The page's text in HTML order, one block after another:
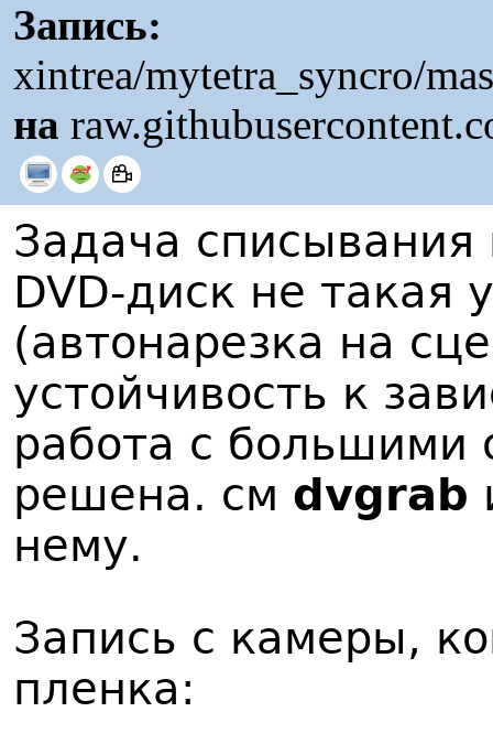
Запись:
xintrea/mytetra_syncro/
на
Задача
DVD-диск не такая
(автонарезка на
устойчивость к
работа с большими
решена. см dvgrab
нему.
Запись с камеры,
пленка: